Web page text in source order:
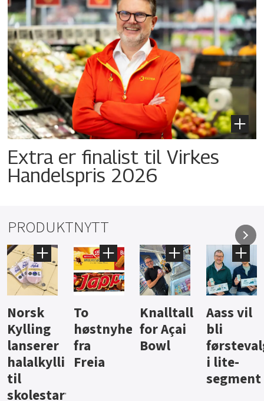
Extra er finalist til Virkes
Handelspris 2026
PRODUKTNYTT
Knalltall
for Açai
Bowl
Aass vil
bli
førstevalg
i lite-
Brus og
jus fra
Berentsen
Hard
iste fra
Hansa